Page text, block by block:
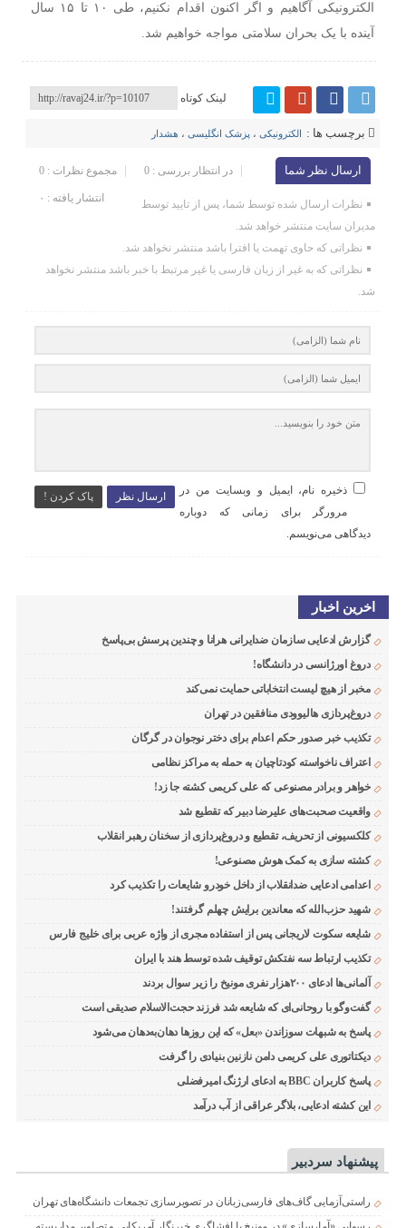
الکترونیکی آگاهیم و اگر اکنون اقدام نکنیم، طی ۱۰ تا ۱۵ سال
آینده با یک بحران سلامتی مواجه خواهیم شد.
لینک کوتاه
برچسب ها : الکترونیکی ، پزشک انگلیسی ، هشدار
ارسال نظر شما مجموع نظرات : 0 در انتظار بررسی : 0
انتشار یافته : ۰
نظرات ارسال شده توسط شما، پس از تایید توسط
مدیران سایت منتشر خواهد شد.
نظراتی که حاوی تهمت یا افترا باشد منتشر نخواهد شد.
نظراتی که به غیر از زبان فارسی یا غیر مرتبط با خبر باشد منتشر نخواهد
شد.
ارسال نظر پاک کردن !
ذخیره نام، ایمیل و وبسایت من در
مرورگر برای زمانی که دوباره
دیدگاهی می‌نویسم.
اخرین اخبار
گزارش ادعایی سازمان ضدایرانی هرانا و چندین پرسش بی‌پاسخ
دروغ اورژانسی در دانشگاه!
مخبر از هیچ لیست انتخاباتی حمایت نمی‌کند
دروغ‌پردازی هالیوودی منافقین در تهران
تکذیب خبر صدور حکم اعدام برای دختر نوجوان در گرگان
اعتراف ناخواسته کودتاچیان به حمله به مراکز نظامی
خواهر و برادر مصنوعی که علی کریمی کشته جا زد!
واقعیت صحبت‌های علیرضا دبیر که تقطیع شد
کلکسیونی از تحریف، تقطیع و دروغ‌پردازی از سخنان رهبر انقلاب
کشته سازی به کمک هوش مصنوعی!
اعدامی ادعایی ضدانقلاب از داخل خودرو شایعات را تکذیب کرد
شهید حزب‌الله که معاندین برایش چهلم گرفتند!
شایعه سکوت لاریجانی پس از استفاده مجری از واژه عربی برای خلیج فارس
تکذیب ارتباط سه نفتکش توقیف شده توسط هند با ایران
آلمانی‌ها ادعای ۲۰۰هزار نفری مونیخ را زیر سوال بردند
گفت‌وگو با روحانی‌ای که شایعه شد فرزند حجت‌الاسلام صدیقی است
پاسخ به شبهات سوزاندن «بعل» که این روزها دهان‌به‌دهان می‌شود
دیکتاتوری علی کریمی دامن نازنین بنیادی را گرفت
پاسخ کاربران BBC به ادعای ارژنگ امیرفضلی
این کشته ادعایی، بلاگر عراقی از آب درآمد
پیشنهاد سردبیر
راستی‌آزمایی گاف‌های فارسی‌زبانان در تصویرسازی تجمعات دانشگاه‌های تهران